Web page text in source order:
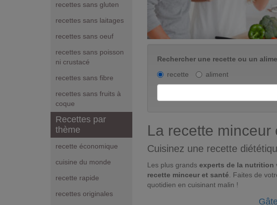
recettes sans gluten
recettes sans laitages
recettes sans oeuf
recettes sans poisson
ni crustacé
recettes sans fibre
recettes sans fruits à
coque
Recettes par
thème
recette économique
cuisine du monde
recette rapide
recettes originales
Rechercher une recette ou un
recette
aliment
La recette minceur
Cuisinez une recette
Les plus grands experts de la nutrition
recette minceur et santé . Faites de
quotidien en cuisinant malin !